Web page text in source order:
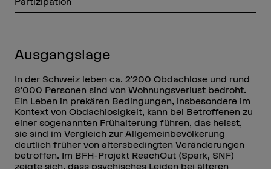
Ausgangslage
In der Schweiz leben ca. 2'200 Obdachlose und rund
8'000 Personen sind von Wohnungsverlust bedroht.
Ein Leben in prekären Bedingungen, insbesondere im
Kontext von Obdachlosigkeit, kann bei Betroffenen zu
einer sogenannten Frühalterung führen, das heisst,
sie sind im Vergleich zur Allgemeinbevölkerung
deutlich früher von altersbedingten Veränderungen
betroffen. Im BFH-Projekt ReachOut (Spark, SNF)
zeigte sich, dass psychisches Leiden bei älteren